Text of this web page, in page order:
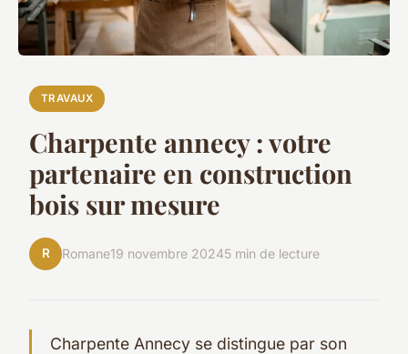
TRAVAUX
Charpente annecy : votre
partenaire en construction
bois sur mesure
R Romane19 novembre 20245 min de lecture
Charpente Annecy se distingue par son